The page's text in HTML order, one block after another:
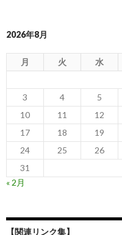
2026年8月
月 火 水
3
4 5
10
11 12
17
18 19
24
25 26
31
« 2月
【関連リンク集】